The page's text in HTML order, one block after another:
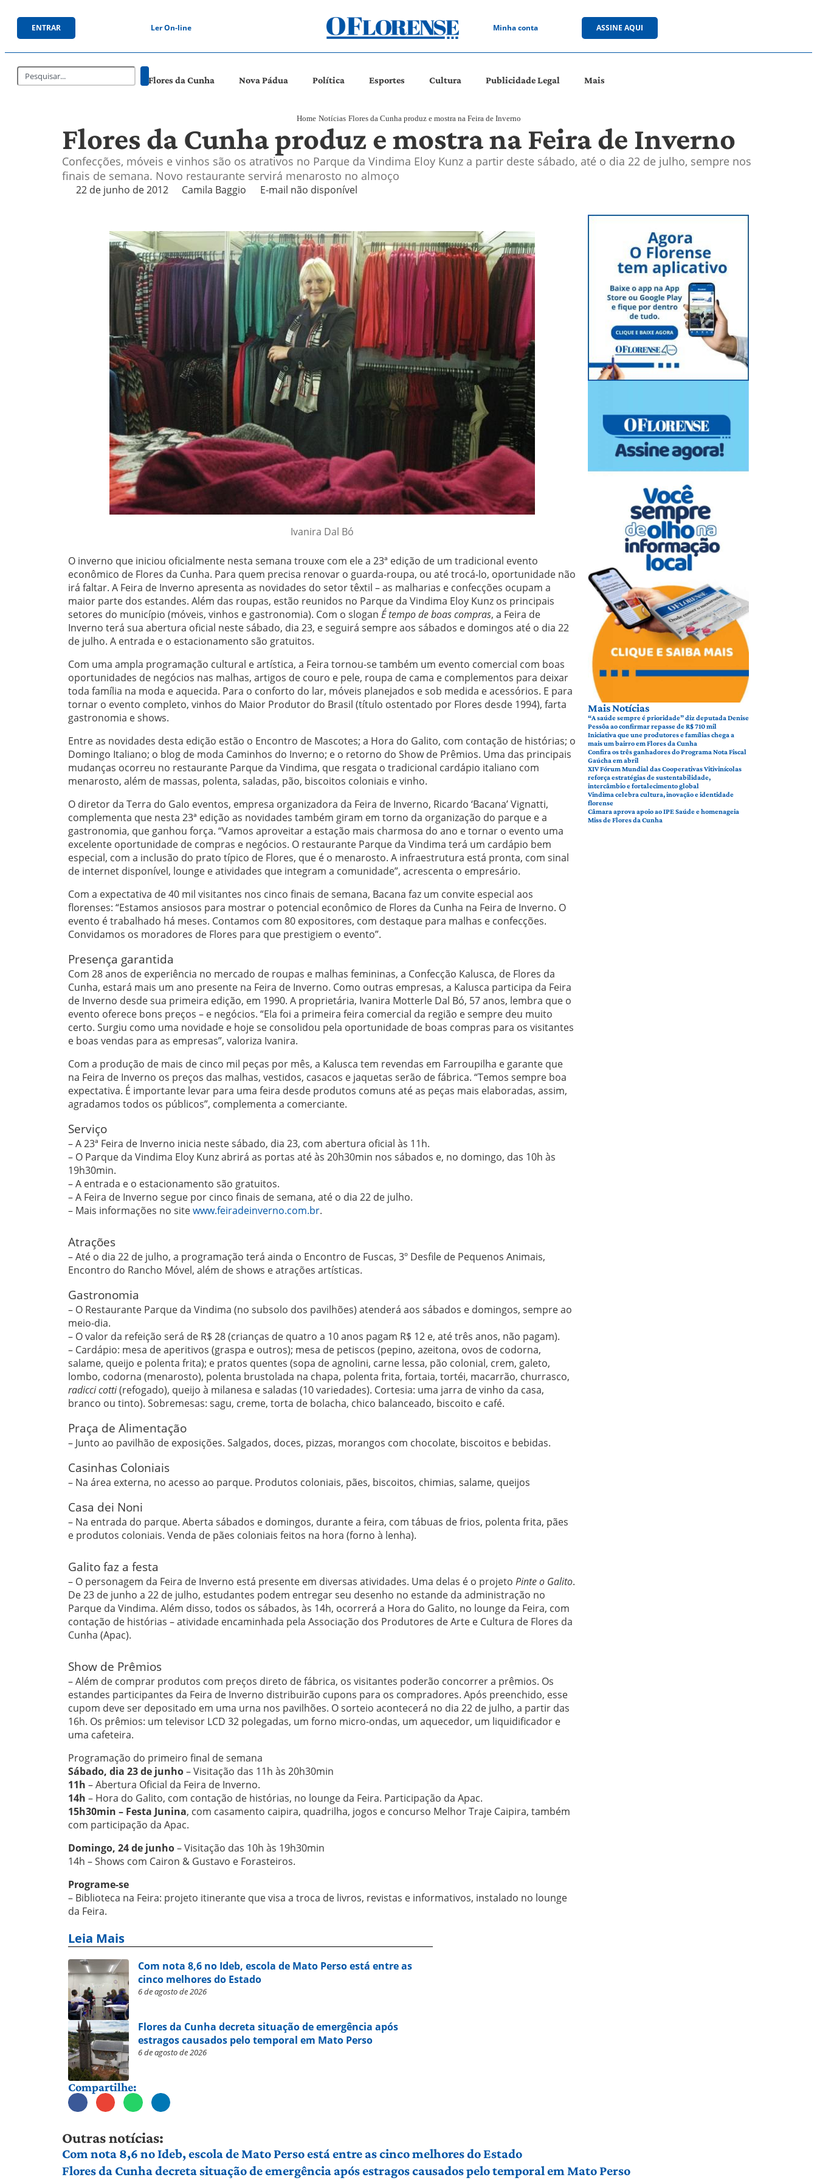
ENTRAR Ler On-line Minha conta ASSINE AQUI
Flores da Cunha Nova Pádua Política Esportes Cultura Publicidade Legal Mais
Home Notícias Flores da Cunha produz e mostra na Feira de Inverno
Flores da Cunha produz e mostra na Feira de Inverno
Confecções, móveis e vinhos são os atrativos no Parque da Vindima Eloy Kunz a partir deste sábado, até o dia 22 de julho, sempre nos
finais de semana. Novo restaurante servirá menarosto no almoço
22 de junho de 2012 Camila Baggio E-mail não disponível
Ivanira Dal Bó
O inverno que iniciou oficialmente nesta semana trouxe com ele a 23ª edição de um tradicional evento
econômico de Flores da Cunha. Para quem precisa renovar o guarda-roupa, ou até trocá-lo, oportunidade não
irá faltar. A Feira de Inverno apresenta as novidades do setor têxtil – as malharias e confecções ocupam a
maior parte dos estandes. Além das roupas, estão reunidos no Parque da Vindima Eloy Kunz os principais
setores do município (móveis, vinhos e gastronomia). Com o slogan É tempo de boas compras, a Feira de
Inverno terá sua abertura oficial neste sábado, dia 23, e seguirá sempre aos sábados e domingos até o dia 22
de julho. A entrada e o estacionamento são gratuitos.
Com uma ampla programação cultural e artística, a Feira tornou-se também um evento comercial com boas
oportunidades de negócios nas malhas, artigos de couro e pele, roupa de cama e complementos para deixar
toda família na moda e aquecida. Para o conforto do lar, móveis planejados e sob medida e acessórios. E para
tornar o evento completo, vinhos do Maior Produtor do Brasil (título ostentado por Flores desde 1994), farta
gastronomia e shows.
Entre as novidades desta edição estão o Encontro de Mascotes; a Hora do Galito, com contação de histórias; o
Domingo Italiano; o blog de moda Caminhos do Inverno; e o retorno do Show de Prêmios. Uma das principais
mudanças ocorreu no restaurante Parque da Vindima, que resgata o tradicional cardápio italiano com
menarosto, além de massas, polenta, saladas, pão, biscoitos coloniais e vinho.
O diretor da Terra do Galo eventos, empresa organizadora da Feira de Inverno, Ricardo ‘Bacana’ Vignatti,
complementa que nesta 23ª edição as novidades também giram em torno da organização do parque e a
gastronomia, que ganhou força. “Vamos aproveitar a estação mais charmosa do ano e tornar o evento uma
excelente oportunidade de compras e negócios. O restaurante Parque da Vindima terá um cardápio bem
especial, com a inclusão do prato típico de Flores, que é o menarosto. A infraestrutura está pronta, com sinal
de internet disponível, lounge e atividades que integram a comunidade”, acrescenta o empresário.
Com a expectativa de 40 mil visitantes nos cinco finais de semana, Bacana faz um convite especial aos
florenses: “Estamos ansiosos para mostrar o potencial econômico de Flores da Cunha na Feira de Inverno. O
evento é trabalhado há meses. Contamos com 80 expositores, com destaque para malhas e confecções.
Convidamos os moradores de Flores para que prestigiem o evento”.
Presença garantida
Com 28 anos de experiência no mercado de roupas e malhas femininas, a Confecção Kalusca, de Flores da
Cunha, estará mais um ano presente na Feira de Inverno. Como outras empresas, a Kalusca participa da Feira
de Inverno desde sua primeira edição, em 1990. A proprietária, Ivanira Motterle Dal Bó, 57 anos, lembra que o
evento oferece bons preços – e negócios. “Ela foi a primeira feira comercial da região e sempre deu muito
certo. Surgiu como uma novidade e hoje se consolidou pela oportunidade de boas compras para os visitantes
e boas vendas para as empresas”, valoriza Ivanira.
Com a produção de mais de cinco mil peças por mês, a Kalusca tem revendas em Farroupilha e garante que
na Feira de Inverno os preços das malhas, vestidos, casacos e jaquetas serão de fábrica. “Temos sempre boa
expectativa. É importante levar para uma feira desde produtos comuns até as peças mais elaboradas, assim,
agradamos todos os públicos”, complementa a comerciante.
Serviço
– A 23ª Feira de Inverno inicia neste sábado, dia 23, com abertura oficial às 11h.
– O Parque da Vindima Eloy Kunz abrirá as portas até às 20h30min nos sábados e, no domingo, das 10h às
19h30min.
– A entrada e o estacionamento são gratuitos.
– A Feira de Inverno segue por cinco finais de semana, até o dia 22 de julho.
– Mais informações no sitewww.feiradeinverno.com.br.
Atrações
– Até o dia 22 de julho, a programação terá ainda o Encontro de Fuscas, 3º Desfile de Pequenos Animais,
Encontro do Rancho Móvel, além de shows e atrações artísticas.
Gastronomia
– O Restaurante Parque da Vindima (no subsolo dos pavilhões) atenderá aos sábados e domingos, sempre ao
meio-dia.
– O valor da refeição será de R$ 28 (crianças de quatro a 10 anos pagam R$ 12 e, até três anos, não pagam).
– Cardápio: mesa de aperitivos (graspa e outros); mesa de petiscos (pepino, azeitona, ovos de codorna,
salame, queijo e polenta frita); e pratos quentes (sopa de agnolini, carne lessa, pão colonial, crem, galeto,
lombo, codorna (menarosto), polenta brustolada na chapa, polenta frita, fortaia, tortéi, macarrão, churrasco,
radicci cotti(refogado), queijo à milanesa e saladas (10 variedades). Cortesia: uma jarra de vinho da casa,
branco ou tinto). Sobremesas: sagu, creme, torta de bolacha, chico balanceado, biscoito e café.
Praça de Alimentação
– Junto ao pavilhão de exposições. Salgados, doces, pizzas, morangos com chocolate, biscoitos e bebidas.
Casinhas Coloniais
– Na área externa, no acesso ao parque. Produtos coloniais, pães, biscoitos, chimias, salame, queijos
Casa dei Noni
– Na entrada do parque. Aberta sábados e domingos, durante a feira, com tábuas de frios, polenta frita, pães
e produtos coloniais. Venda de pães coloniais feitos na hora (forno à lenha).
Galito faz a festa
– O personagem da Feira de Inverno está presente em diversas atividades. Uma delas é o projeto Pinte o Galito.
De 23 de junho a 22 de julho, estudantes podem entregar seu desenho no estande da administração no
Parque da Vindima. Além disso, todos os sábados, às 14h, ocorrerá a Hora do Galito, no lounge da Feira, com
contação de histórias – atividade encaminhada pela Associação dos Produtores de Arte e Cultura de Flores da
Cunha (Apac).
Show de Prêmios
– Além de comprar produtos com preços direto de fábrica, os visitantes poderão concorrer a prêmios. Os
estandes participantes da Feira de Inverno distribuirão cupons para os compradores. Após preenchido, esse
cupom deve ser depositado em uma urna nos pavilhões. O sorteio acontecerá no dia 22 de julho, a partir das
16h. Os prêmios: um televisor LCD 32 polegadas, um forno micro-ondas, um aquecedor, um liquidificador e
uma cafeteira.
Programação do primeiro final de semana
Sábado, dia 23 de junho– Visitação das 11h às 20h30min
11h – Abertura Oficial da Feira de Inverno.
14h – Hora do Galito, com contação de histórias, no lounge da Feira. Participação da Apac.
15h30min – Festa Junina, com casamento caipira, quadrilha, jogos e concurso Melhor Traje Caipira, também
com participação da Apac.
Domingo, 24 de junho– Visitação das 10h às 19h30min
14h – Shows com Cairon & Gustavo e Forasteiros.
Programe-se
– Biblioteca na Feira: projeto itinerante que visa a troca de livros, revistas e informativos, instalado no lounge
da Feira.
Leia Mais
Com nota 8,6 no Ideb, escola de Mato Perso está entre as
cinco melhores do Estado
6 de agosto de 2026
Flores da Cunha decreta situação de emergência após
estragos causados pelo temporal em Mato Perso
6 de agosto de 2026
Compartilhe:
Mais Notícias
“A saúde sempre é prioridade” diz deputada Denise
Pessôa ao confirmar repasse de R$ 710 mil
Iniciativa que une produtores e famílias chega a
mais um bairro em Flores da Cunha
Confira os três ganhadores do Programa Nota Fiscal
Gaúcha em abril
XIV Fórum Mundial das Cooperativas Vitivinícolas
reforça estratégias de sustentabilidade,
intercâmbio e fortalecimento global
Vindima celebra cultura, inovação e identidade
florense
Câmara aprova apoio ao IPE Saúde e homenageia
Miss de Flores da Cunha
Outras notícias:
Com nota 8,6 no Ideb, escola de Mato Perso está entre as cinco melhores do Estado
Flores da Cunha decreta situação de emergência após estragos causados pelo temporal em Mato Perso